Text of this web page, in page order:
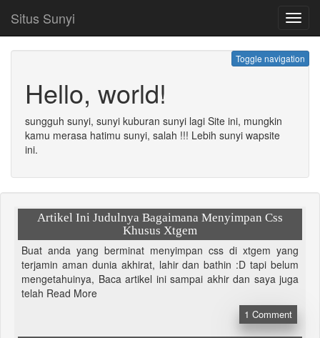
Situs Sunyi
Toggle navigation
Hello, world!
sungguh sunyi, sunyi kuburan sunyi lagi Site ini, mungkin
kamu merasa hatimu sunyi, salah !!! Lebih sunyi wapsite
ini.
Artikel Ini Judulnya Bagaimana Menyimpan Css
Khusus Xtgem
Buat anda yang berminat menyimpan css di xtgem yang
terjamin aman dunia akhirat, lahir dan bathin :D tapi belum
mengetahuinya, Baca artikel ini sampai akhir dan saya juga
telah Read More
1 Comment